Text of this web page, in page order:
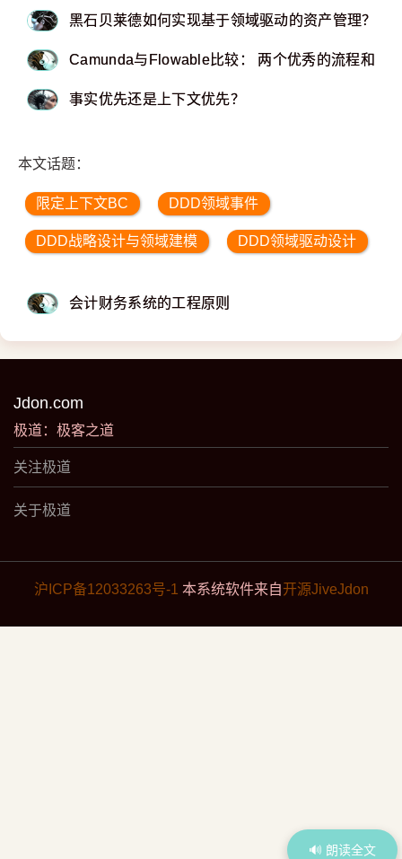
黑石贝莱德如何实现基于领域驱动的资产管理？
Camunda与Flowable比较： 两个优秀的流程和工
事实优先还是上下文优先？
本文话题：
限定上下文BC DDD领域事件
DDD战略设计与领域建模 DDD领域驱动设计
会计财务系统的工程原则
Jdon.com
极道：极客之道
关注极道
关于极道
沪ICP备12033263号-1 本系统软件来自开源JiveJdon
🔊 朗读全文